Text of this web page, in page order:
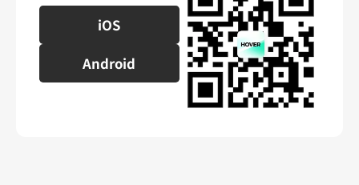
iOS
Android